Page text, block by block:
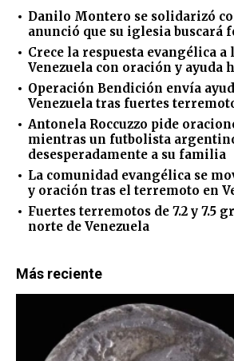
Danilo Montero se solidarizó
anunció que su iglesia buscará
Crece la respuesta evangélica a
Venezuela con oración y ayuda
Operación Bendición envía
Venezuela tras fuertes
Antonela Roccuzzo pide
mientras un futbolista
desesperadamente a su familia
La comunidad evangélica se
y oración tras el terremoto en
Fuertes terremotos de 7.2 y 7.5
norte de Venezuela
Más reciente